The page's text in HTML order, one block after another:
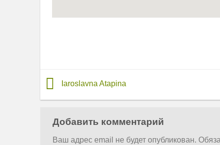
Iaroslavna Atapina
Добавить комментарий
Ваш адрес email не будет опубликован.